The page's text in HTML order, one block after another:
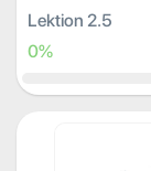
Lektion 2.5
0%